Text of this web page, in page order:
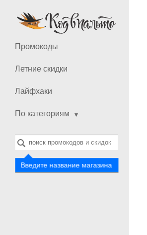
Промокоды
Летние скидки
Лайфхаки
По категориям
Введите название магазина